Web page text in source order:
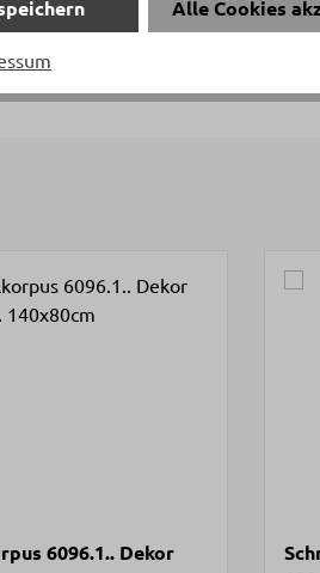
6096.1.. Dekor
Alle Cookies